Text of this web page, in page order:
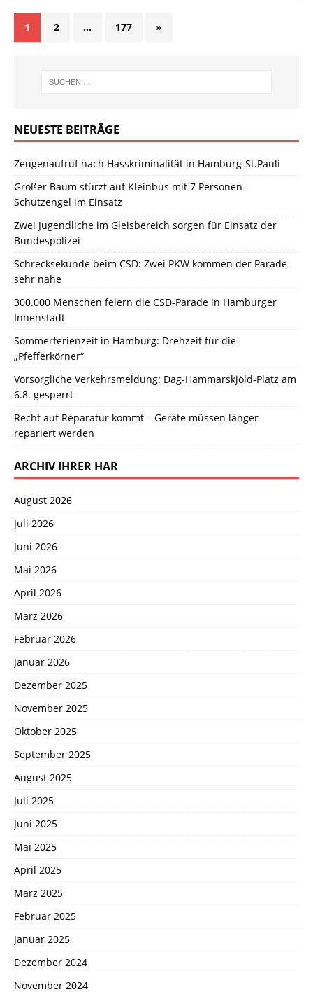
1 2 … 177 »
NEUESTE BEITRÄGE
Zeugenaufruf nach Hasskriminalität in Hamburg-St.Pauli
Großer Baum stürzt auf Kleinbus mit 7 Personen –
Schutzengel im Einsatz
Zwei Jugendliche im Gleisbereich sorgen für Einsatz der
Bundespolizei
Schrecksekunde beim CSD: Zwei PKW kommen der Parade
sehr nahe
300.000 Menschen feiern die CSD-Parade in Hamburger
Innenstadt
Sommerferienzeit in Hamburg: Drehzeit für die
„Pfefferkörner“
Vorsorgliche Verkehrsmeldung: Dag-Hammarskjöld-Platz am
6.8. gesperrt
Recht auf Reparatur kommt – Geräte müssen länger
repariert werden
ARCHIV IHRER HAR
August 2026
Juli 2026
Juni 2026
Mai 2026
April 2026
März 2026
Februar 2026
Januar 2026
Dezember 2025
November 2025
Oktober 2025
September 2025
August 2025
Juli 2025
Juni 2025
Mai 2025
April 2025
März 2025
Februar 2025
Januar 2025
Dezember 2024
November 2024